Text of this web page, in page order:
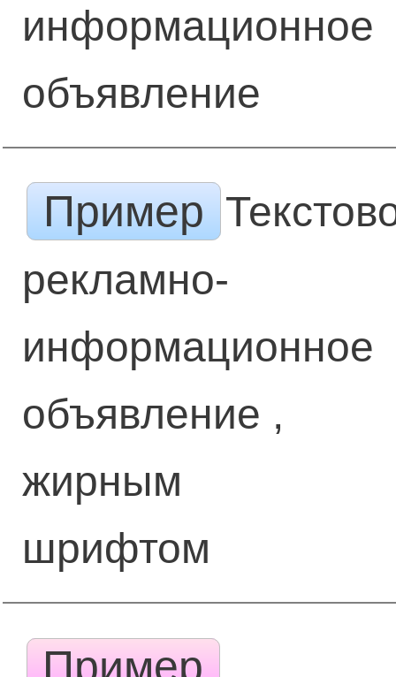
информационное
объявление
Пример
рекламно-
информационное
объявление ,
жирным
шрифтом
Пример